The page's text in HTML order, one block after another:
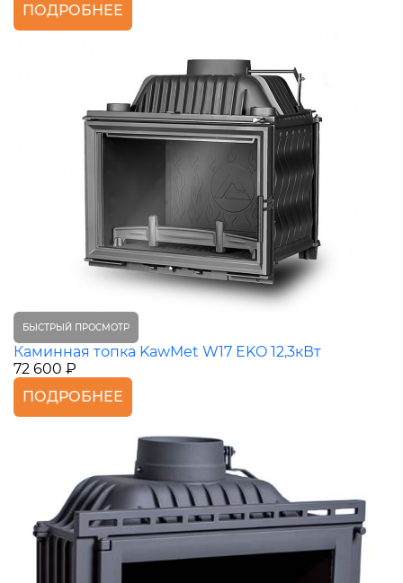
ПОДРОБНЕЕ
БЫСТРЫЙ ПРОСМОТР
Каминная топка KawMet W17 EKO 12,3кВт
72 600 ₽
ПОДРОБНЕЕ